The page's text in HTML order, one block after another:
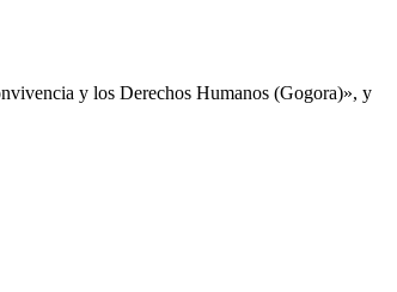
y los Derechos Humanos (Gogora)», y